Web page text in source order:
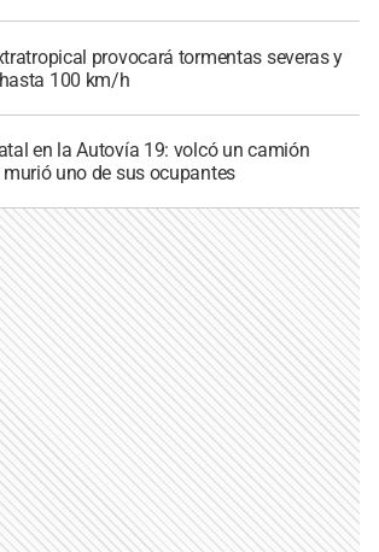
provocará tormentas severas y
100 km/h
en la Autovía 19: volcó un camión
uno de sus ocupantes